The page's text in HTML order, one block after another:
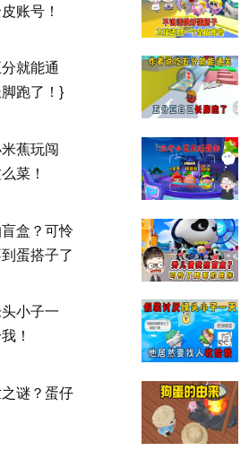
账号！
就能通
跑了！}
蕉玩闯
菜！
盒？可怜
蛋搭子了
小子一
！
谜？蛋仔